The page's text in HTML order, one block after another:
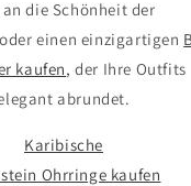
an die Schönheit der
einen einzigartigen
kaufen, der Ihre Outfits
abrundet.
Karibische
Ohrringe kaufen